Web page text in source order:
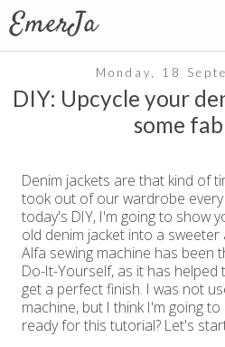
Monday, 18
DIY: Upcycle your
some
Denim jackets are that kind of
took out of our wardrobe
today's DIY, I'm going to show
old denim jacket into a
Alfa sewing machine has been
Do-It-Yourself, as it has helped
get a perfect finish. I was not
machine, but I think I'm going
ready for this tutorial? Let's